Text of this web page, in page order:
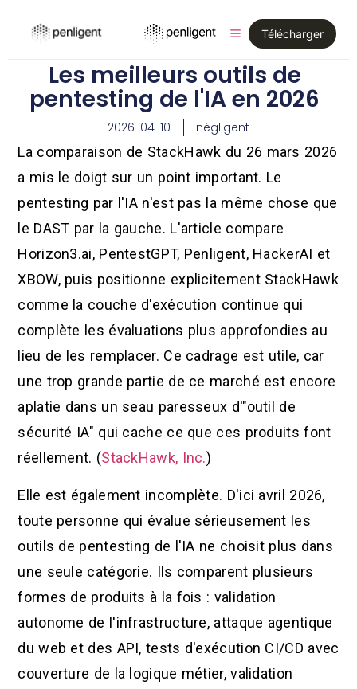
Télécharger
Les meilleurs outils de
pentesting de l'IA en 2026
2026-04-10 négligent
La comparaison de StackHawk du 26 mars 2026
a mis le doigt sur un point important. Le
pentesting par l'IA n'est pas la même chose que
le DAST par la gauche. L'article compare
Horizon3.ai, PentestGPT, Penligent, HackerAI et
XBOW, puis positionne explicitement StackHawk
comme la couche d'exécution continue qui
complète les évaluations plus approfondies au
lieu de les remplacer. Ce cadrage est utile, car
une trop grande partie de ce marché est encore
aplatie dans un seau paresseux d'"outil de
sécurité IA" qui cache ce que ces produits font
réellement. (StackHawk, Inc.)
Elle est également incomplète. D'ici avril 2026,
toute personne qui évalue sérieusement les
outils de pentesting de l'IA ne choisit plus dans
une seule catégorie. Ils comparent plusieurs
formes de produits à la fois : validation
autonome de l'infrastructure, attaque agentique
du web et des API, tests d'exécution CI/CD avec
couverture de la logique métier, validation